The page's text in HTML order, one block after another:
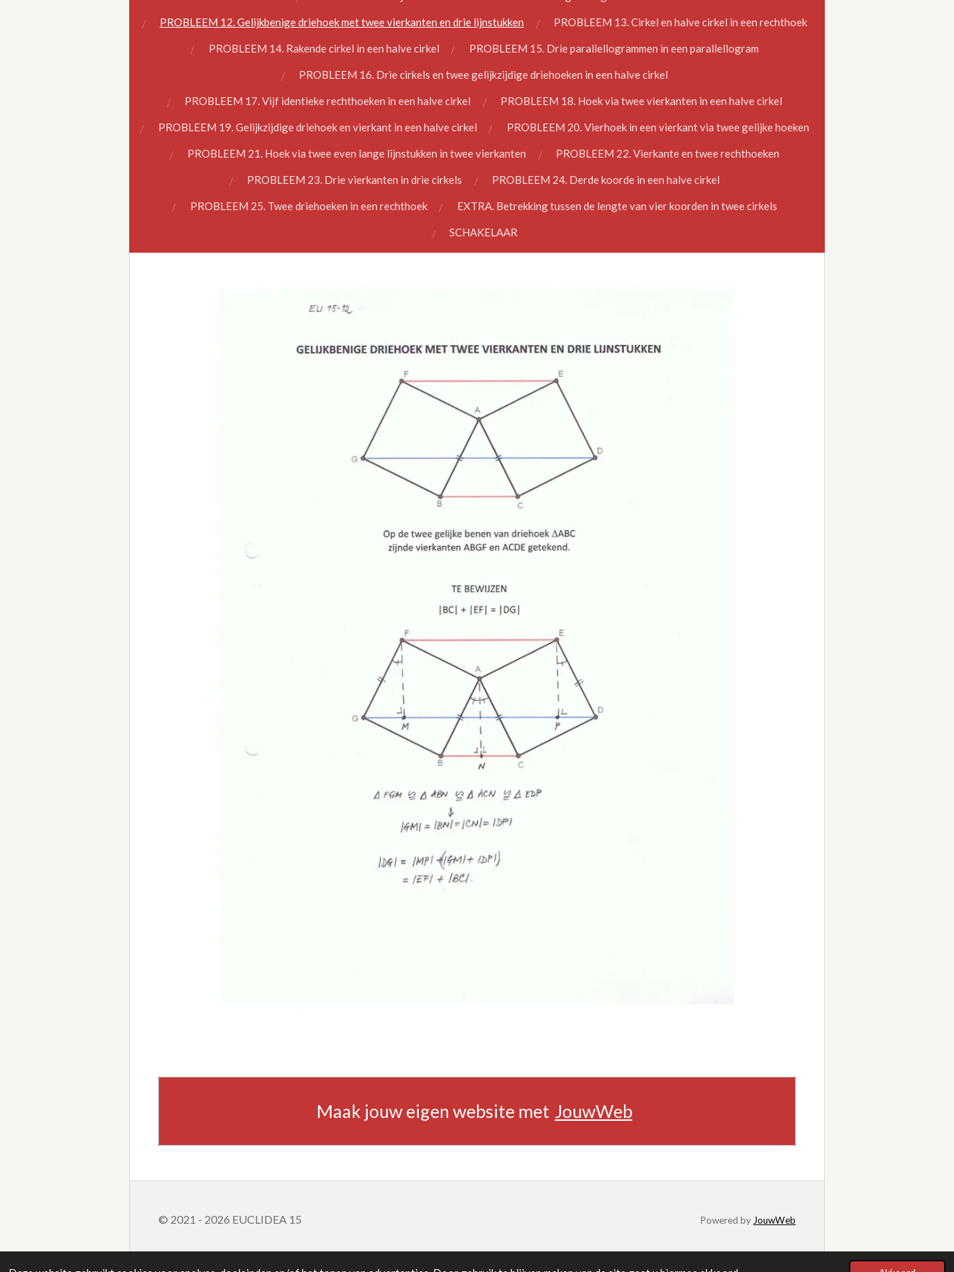
PROBLEEM 12. Gelijkbenige driehoek met twee vierkanten en drie lijnstukken PROBLEEM 13. Cirkel en halve cirkel in een rechthoek
PROBLEEM 14. Rakende cirkel in een halve cirkel PROBLEEM 15. Drie parallellogrammen in een parallellogram
PROBLEEM 16. Drie cirkels en twee gelijkzijdige driehoeken in een halve cirkel
PROBLEEM 17. Vijf identieke rechthoeken in een halve cirkel PROBLEEM 18. Hoek via twee vierkanten in een halve cirkel
PROBLEEM 19. Gelijkzijdige driehoek en vierkant in een halve cirkel PROBLEEM 20. Vierhoek in een vierkant via twee gelijke hoeken
PROBLEEM 21. Hoek via twee even lange lijnstukken in twee vierkanten PROBLEEM 22. Vierkante en twee rechthoeken
PROBLEEM 23. Drie vierkanten in drie cirkels PROBLEEM 24. Derde koorde in een halve cirkel
PROBLEEM 25. Twee driehoeken in een rechthoek EXTRA. Betrekking tussen de lengte van vier koorden in twee cirkels
SCHAKELAAR
Maak jouw eigen website met JouwWeb
© 2021 - 2026 EUCLIDEA 15 Powered byJouwWeb